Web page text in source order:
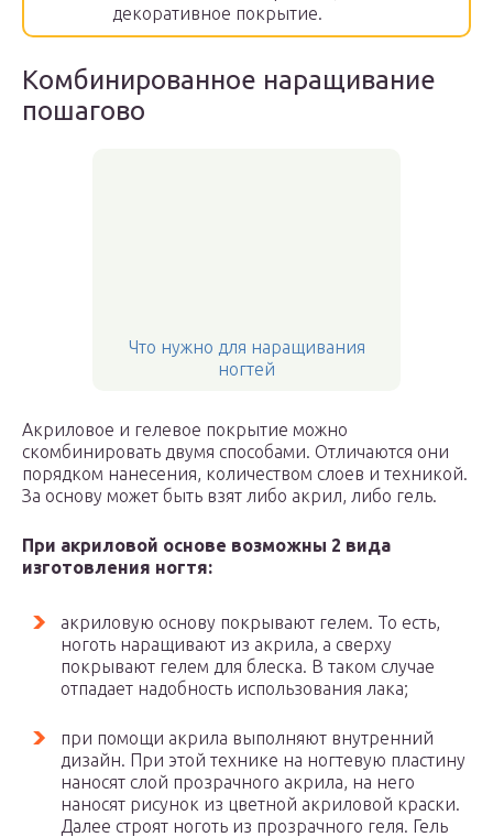
декоративное покрытие.
Комбинированное наращивание
пошагово
Что нужно для наращивания
ногтей
Акриловое и гелевое покрытие можно
скомбинировать двумя способами. Отличаются они
порядком нанесения, количеством слоев и техникой.
За основу может быть взят либо акрил, либо гель.
При акриловой основе возможны 2 вида
изготовления ногтя:
акриловую основу покрывают гелем. То есть,
ноготь наращивают из акрила, а сверху
покрывают гелем для блеска. В таком случае
отпадает надобность использования лака;
при помощи акрила выполняют внутренний
дизайн. При этой технике на ногтевую пластину
наносят слой прозрачного акрила, на него
наносят рисунок из цветной акриловой краски.
Далее строят ноготь из прозрачного геля. Гель